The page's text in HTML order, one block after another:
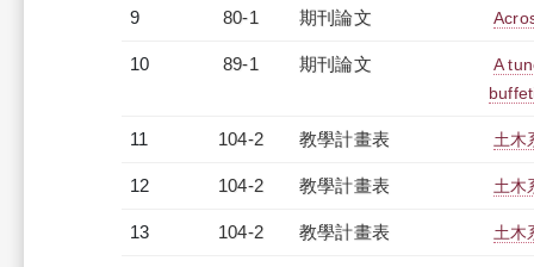
9 80-1 期刊論文
10 89-1 期刊論文
A
11 104-2 教學計畫表 土木
12 104-2 教學計畫表 土木
13 104-2 教學計畫表 土木